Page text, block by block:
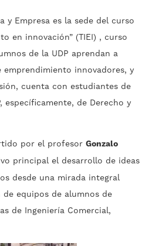
y Empresa es la sede del curso
en innovación” (TIEI) , curso
de la UDP aprendan a
emprendimiento innovadores, y
cuenta con estudiantes de
específicamente, de Derecho y
por el profesor Gonzalo
principal el desarrollo de ideas
desde una mirada integral
equipos de alumnos de
de Ingeniería Comercial,